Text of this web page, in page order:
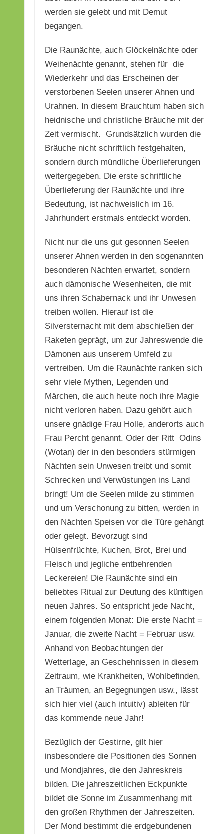
werden sie gelebt und mit Demut
begangen.
Die Raunächte, auch Glöckelnächte oder
Weihenächte genannt, stehen für die
Wiederkehr und das Erscheinen der
verstorbenen Seelen unserer Ahnen und
Urahnen. In diesem Brauchtum haben sich
heidnische und christliche Bräuche mit der
Zeit vermischt. Grundsätzlich wurden die
Bräuche nicht schriftlich festgehalten,
sondern durch mündliche Überlieferungen
weitergegeben. Die erste schriftliche
Überlieferung der Raunächte und ihre
Bedeutung, ist nachweislich im 16.
Jahrhundert erstmals entdeckt worden.
Nicht nur die uns gut gesonnen Seelen
unserer Ahnen werden in den sogenannten
besonderen Nächten erwartet, sondern
auch dämonische Wesenheiten, die mit
uns ihren Schabernack und ihr Unwesen
treiben wollen. Hierauf ist die
Silversternacht mit dem abschießen der
Raketen geprägt, um zur Jahreswende die
Dämonen aus unserem Umfeld zu
vertreiben. Um die Raunächte ranken sich
sehr viele Mythen, Legenden und
Märchen, die auch heute noch ihre Magie
nicht verloren haben. Dazu gehört auch
unsere gnädige Frau Holle, anderorts auch
Frau Percht genannt. Oder der Ritt Odins
(Wotan) der in den besonders stürmigen
Nächten sein Unwesen treibt und somit
Schrecken und Verwüstungen ins Land
bringt! Um die Seelen milde zu stimmen
und um Verschonung zu bitten, werden in
den Nächten Speisen vor die Türe gehängt
oder gelegt. Bevorzugt sind
Hülsenfrüchte, Kuchen, Brot, Brei und
Fleisch und jegliche entbehrenden
Leckereien! Die Raunächte sind ein
beliebtes Ritual zur Deutung des künftigen
neuen Jahres. So entspricht jede Nacht,
einem folgenden Monat: Die erste Nacht =
Januar, die zweite Nacht = Februar usw.
Anhand von Beobachtungen der
Wetterlage, an Geschehnissen in diesem
Zeitraum, wie Krankheiten, Wohlbefinden,
an Träumen, an Begegnungen usw., lässt
sich hier viel (auch intuitiv) ableiten für
das kommende neue Jahr!
Bezüglich der Gestirne, gilt hier
insbesondere die Positionen des Sonnen
und Mondjahres, die den Jahreskreis
bilden. Die jahreszeitlichen Eckpunkte
bildet die Sonne im Zusammenhang mit
den großen Rhythmen der Jahreszeiten.
Der Mond bestimmt die erdgebundenen